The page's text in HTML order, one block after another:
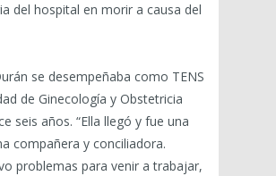
del hospital en morir a causa del
se desempeñaba como TENS
de Ginecología y Obstetricia
seis años. “Ella llegó y fue una
compañera y conciliadora.
problemas para venir a trabajar,